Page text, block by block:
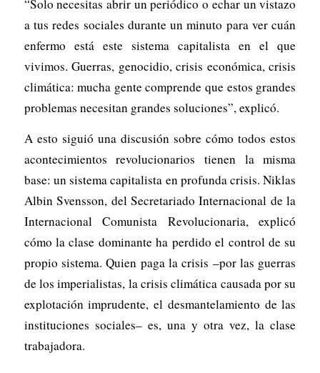
“Solo necesitas abrir un periódico o echar un vistazo
a tus redes sociales durante un minuto para ver cuán
enfermo está este sistema capitalista en el que
vivimos. Guerras, genocidio, crisis económica, crisis
climática: mucha gente comprende que estos grandes
problemas necesitan grandes soluciones”, explicó.
A esto siguió una discusión sobre cómo todos estos
acontecimientos revolucionarios tienen la misma
base: un sistema capitalista en profunda crisis. Niklas
Albin Svensson, del Secretariado Internacional de la
Internacional Comunista Revolucionaria, explicó
cómo la clase dominante ha perdido el control de su
propio sistema. Quien paga la crisis –por las guerras
de los imperialistas, la crisis climática causada por su
explotación imprudente, el desmantelamiento de las
instituciones sociales– es, una y otra vez, la clase
trabajadora.